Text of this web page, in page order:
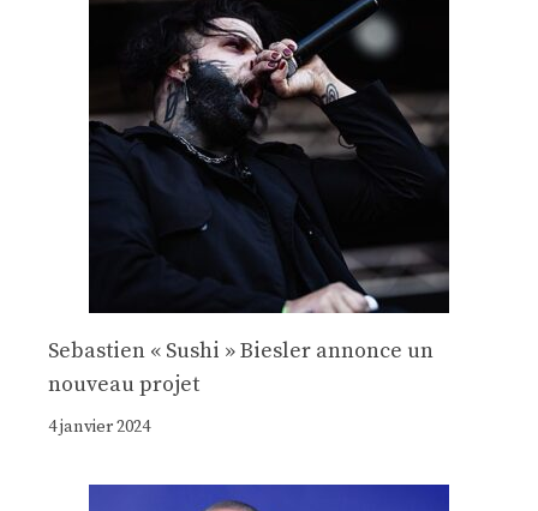
Sebastien « Sushi » Biesler annonce un
nouveau projet
4 janvier 2024